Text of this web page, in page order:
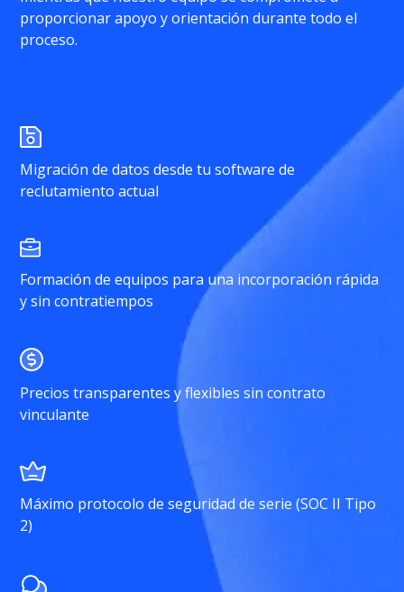
proporcionar apoyo y orientación durante todo el
proceso.
Migración de datos desde tu software de
reclutamiento actual
Formación de equipos para una incorporación rápida
y sin contratiempos
Precios transparentes y flexibles sin contrato
vinculante
Máximo protocolo de seguridad de serie (SOC II Tipo
2)